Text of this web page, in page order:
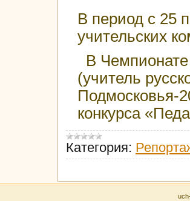
В период с 25
учительских
В Чемпионате
(учитель
Подмосковья-
конкурса
Категория: